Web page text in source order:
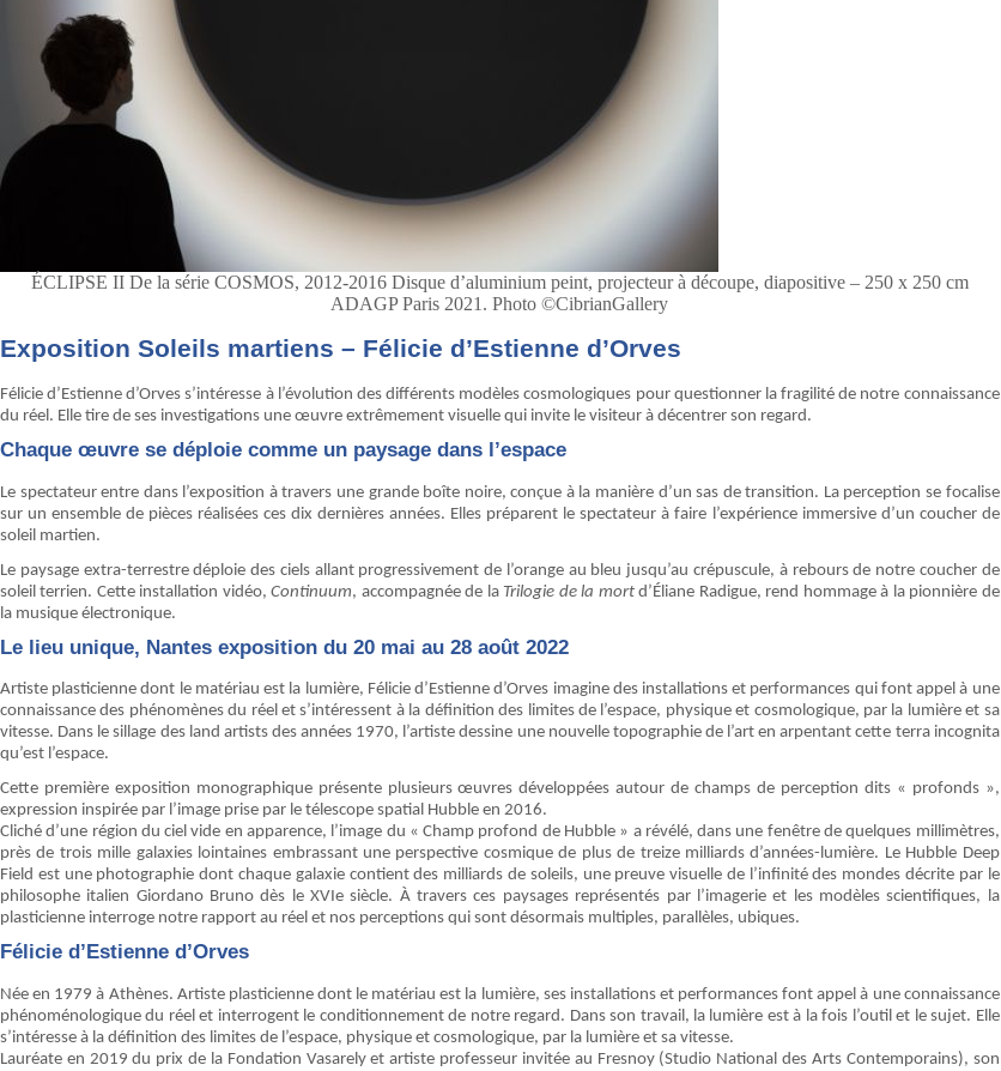
ÉCLIPSE II De la série COSMOS, 2012-2016 Disque d’aluminium peint, projecteur à découpe, diapositive – 250 x 250 cm
ADAGP Paris 2021. Photo ©CibrianGallery
Exposition Soleils martiens – Félicie d’Estienne d’Orves
Félicie d’Estienne d’Orves s’intéresse à l’évolution des différents modèles cosmologiques pour questionner la fragilité de notre connaissance
du réel. Elle tire de ses investigations une œuvre extrêmement visuelle qui invite le visiteur à décentrer son regard.
Chaque œuvre se déploie comme un paysage dans l’espace
Le spectateur entre dans l’exposition à travers une grande boîte noire, conçue à la manière d’un sas de transition. La perception se focalise
sur un ensemble de pièces réalisées ces dix dernières années. Elles préparent le spectateur à faire l’expérience immersive d’un coucher de
soleil martien.
Le paysage extra-terrestre déploie des ciels allant progressivement de l’orange au bleu jusqu’au crépuscule, à rebours de notre coucher de
soleil terrien. Cette installation vidéo,Continuum, accompagnée de la Trilogie de la mortd’Éliane Radigue, rend hommage à la pionnière de
la musique électronique.
Le lieu unique, Nantes exposition du 20 mai au 28 août 2022
Artiste plasticienne dont le matériau est la lumière, Félicie d’Estienne d’Orves imagine des installations et performances qui font appel à une
connaissance des phénomènes du réel et s’intéressent à la définition des limites de l’espace, physique et cosmologique, par la lumière et sa
vitesse. Dans le sillage des land artists des années 1970, l’artiste dessine une nouvelle topographie de l’art en arpentant cette terra incognita
qu’est l’espace.
Cette première exposition monographique présente plusieurs œuvres développées autour de champs de perception dits « profonds »,
expression inspirée par l’image prise par le télescope spatial Hubble en 2016.
Cliché d’une région du ciel vide en apparence, l’image du « Champ profond de Hubble » a révélé, dans une fenêtre de quelques millimètres,
près de trois mille galaxies lointaines embrassant une perspective cosmique de plus de treize milliards d’années-lumière. Le Hubble Deep
Field est une photographie dont chaque galaxie contient des milliards de soleils, une preuve visuelle de l’infinité des mondes décrite par le
philosophe italien Giordano Bruno dès le XVIe siècle. À travers ces paysages représentés par l’imagerie et les modèles scientifiques, la
plasticienne interroge notre rapport au réel et nos perceptions qui sont désormais multiples, parallèles, ubiques.
Félicie d’Estienne d’Orves
Née en 1979 à Athènes. Artiste plasticienne dont le matériau est la lumière, ses installations et performances font appel à une connaissance
phénoménologique du réel et interrogent le conditionnement de notre regard. Dans son travail, la lumière est à la fois l’outil et le sujet. Elle
s’intéresse à la définition des limites de l’espace, physique et cosmologique, par la lumière et sa vitesse.
Lauréate en 2019 du prix de la Fondation Vasarely et artiste professeur invitée au Fresnoy (Studio National des Arts Contemporains), son